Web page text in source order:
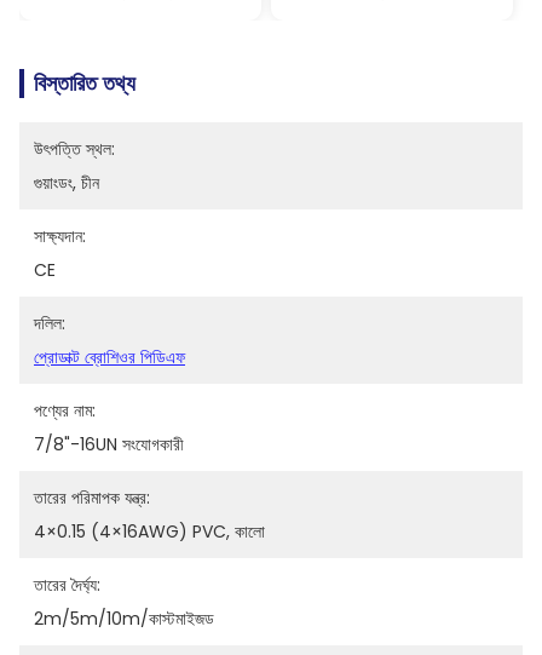
বিস্তারিত তথ্য
উৎপত্তি স্থল:
গুয়াংডং, চীন
সাক্ষ্যদান:
CE
দলিল:
প্রোডাক্ট ব্রোশিওর পিডিএফ
পণ্যের নাম:
7/8"-16UN সংযোগকারী
তারের পরিমাপক যন্ত্র:
4×0.15 (4×16AWG) PVC, কালো
তারের দৈর্ঘ্য:
2m/5m/10m/কাস্টমাইজড